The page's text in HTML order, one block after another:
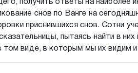
получить ответы на наиболее
снов по Ванге на
приснившихся снов. Сотни
пытаясь найти в
том виде, в которым мы их видим